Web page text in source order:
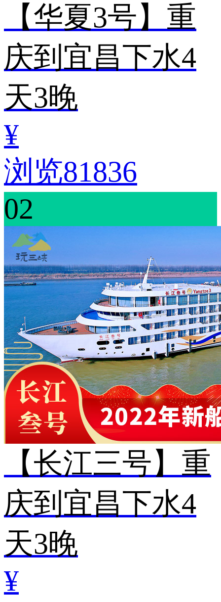
【华夏3号】重
庆到宜昌下水4
天3晚
¥
浏览81836
02
【长江三号】重
庆到宜昌下水4
天3晚
¥